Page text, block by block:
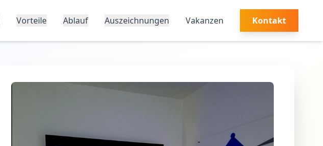
Vorteile Ablauf Auszeichnungen Vakanzen Kontakt